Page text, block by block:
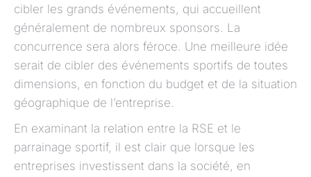
cibler les grands événements, qui accueillent
généralement de nombreux sponsors. La
concurrence sera alors féroce. Une meilleure idée
serait de cibler des événements sportifs de toutes
dimensions, en fonction du budget et de la situation
géographique de l’entreprise.
En examinant la relation entre la RSE et le
parrainage sportif, il est clair que lorsque les
entreprises investissent dans la société, en